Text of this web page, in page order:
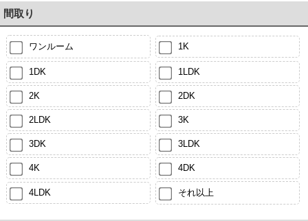
間取り
ワンルーム 1K
1DK 1LDK
2K 2DK
2LDK 3K
3DK 3LDK
4K 4DK
4LDK それ以上